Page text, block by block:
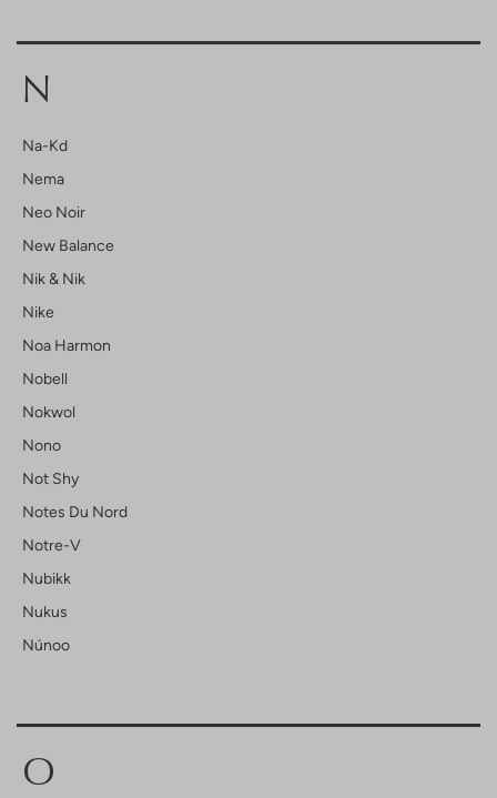
N
Na-Kd
Nema
Neo Noir
New Balance
Nik & Nik
Nike
Noa Harmon
Nobell
Nokwol
Nono
Not Shy
Notes Du Nord
Notre-V
Nubikk
Nukus
Núnoo
O